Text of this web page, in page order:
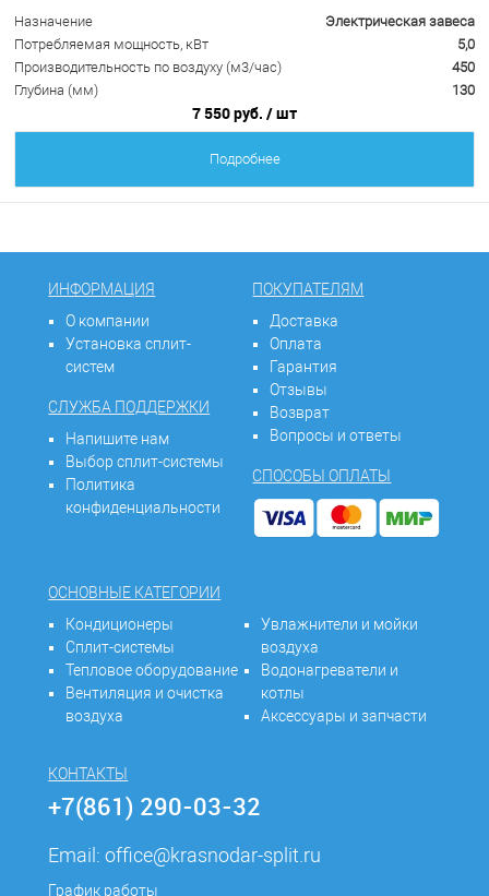
Назначение
Электрическая завеса
Потребляемая мощность, кВт
5,0
Производительность по воздуху (м3/час)
450
Глубина (мм)
130
7 550 руб. / шт
Подробнее
ИНФОРМАЦИЯ
О компании
Установка сплит-
систем
СЛУЖБА ПОДДЕРЖКИ
Напишите нам
Выбор сплит-системы
Политика
конфиденциальности
ПОКУПАТЕЛЯМ
Доставка
Оплата
Гарантия
Отзывы
Возврат
Вопросы и ответы
СПОСОБЫ ОПЛАТЫ
ОСНОВНЫЕ КАТЕГОРИИ
Кондиционеры
Сплит-системы
Тепловое оборудование
Вентиляция и очистка
воздуха
Увлажнители и мойки
воздуха
Водонагреватели и
котлы
Аксессуары и запчасти
КОНТАКТЫ
+7(861) 290-03-32
Email:office@krasnodar-split.ru
График работы